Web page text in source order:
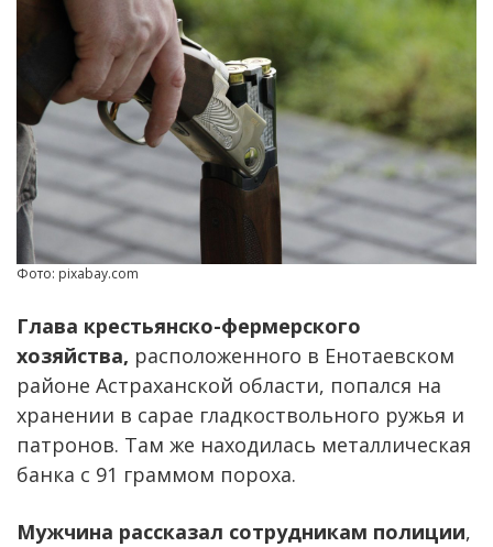
Фото: pixabay.com
Глава крестьянско-фермерского
хозяйства, расположенного в Енотаевском
районе Астраханской области, попался на
хранении в сарае гладкоствольного ружья и
патронов. Там же находилась металлическая
банка с 91 граммом пороха.
Мужчина рассказал сотрудникам полиции,